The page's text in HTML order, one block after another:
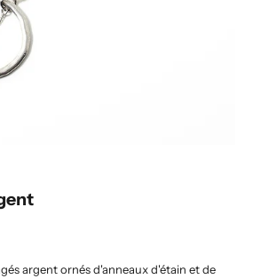
argent ornés d'anneaux d'étain et de